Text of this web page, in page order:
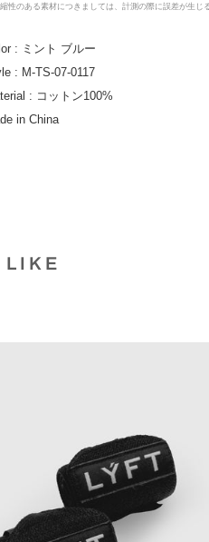
性のある素材につきましては、計測の際に誤差が生じ
: ミント ブルー
: M-TS-07-0117
: コットン100%
in China
LIKE